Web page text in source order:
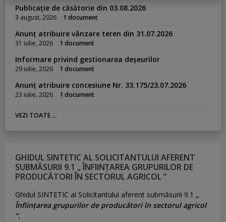
Publicație de căsătorie din 03.08.2026
3 august, 2026 1 document
Anunț atribuire vânzare teren din 31.07.2026
31 iulie, 2026 1 document
Informare privind gestionarea deșeurilor
29 iulie, 2026 1 document
Anunț atribuire concesiune Nr. 33.175/23.07.2026
23 iulie, 2026 1 document
VEZI TOATE ...
GHIDUL SINTETIC AL SOLICITANTULUI AFERENT
SUBMĂSURII 9.1 „ ÎNFIINȚAREA GRUPURILOR DE
PRODUCĂTORI ÎN SECTORUL AGRICOL ”
Ghidul SINTETIC al Solicitantului aferent submăsurii 9.1 „
Înființarea grupurilor de producători în sectorul agricol
”.